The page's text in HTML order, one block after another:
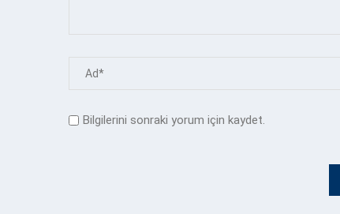
Bilgilerini sonraki yorum için kaydet.